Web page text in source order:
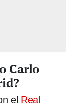
Carlo
el Real